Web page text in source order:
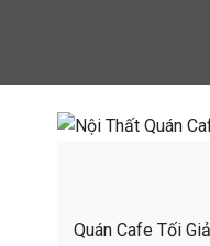
Quán Cafe Tối